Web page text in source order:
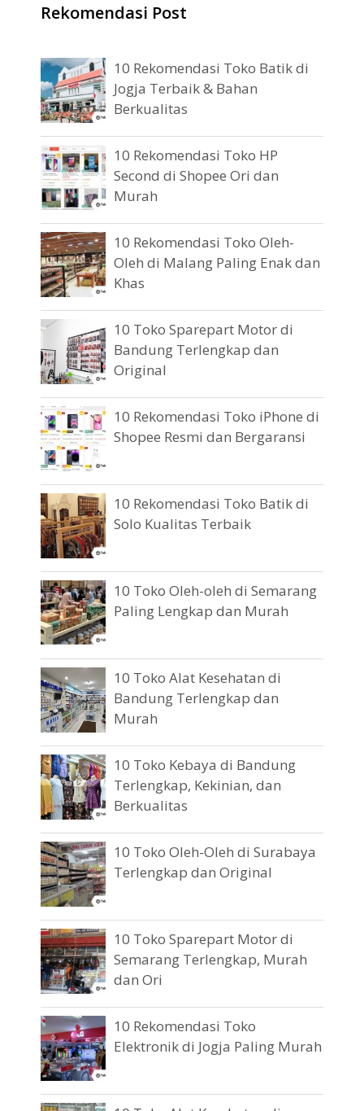
Rekomendasi Post
10 Rekomendasi Toko Batik di
Jogja Terbaik & Bahan
Berkualitas
10 Rekomendasi Toko HP
Second di Shopee Ori dan
Murah
10 Rekomendasi Toko Oleh-
Oleh di Malang Paling Enak dan
Khas
10 Toko Sparepart Motor di
Bandung Terlengkap dan
Original
10 Rekomendasi Toko iPhone di
Shopee Resmi dan Bergaransi
10 Rekomendasi Toko Batik di
Solo Kualitas Terbaik
10 Toko Oleh-oleh di Semarang
Paling Lengkap dan Murah
10 Toko Alat Kesehatan di
Bandung Terlengkap dan
Murah
10 Toko Kebaya di Bandung
Terlengkap, Kekinian, dan
Berkualitas
10 Toko Oleh-Oleh di Surabaya
Terlengkap dan Original
10 Toko Sparepart Motor di
Semarang Terlengkap, Murah
dan Ori
10 Rekomendasi Toko
Elektronik di Jogja Paling Murah